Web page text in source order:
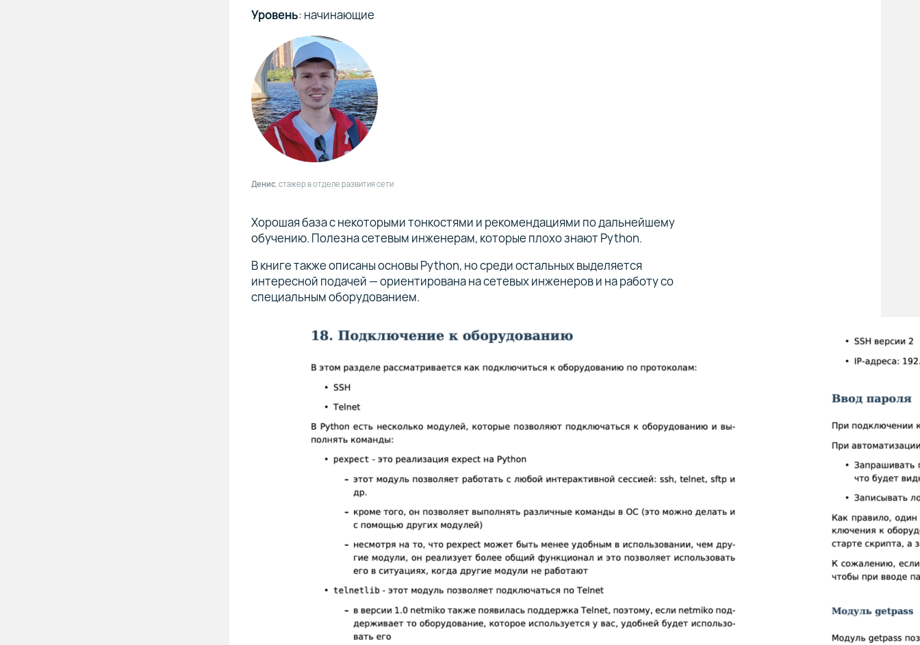
Уровень: начинающие
Денис , стажер в отделе развития сети
Хорошая база с некоторыми тонкостями и рекомендациями по дальнейшему
обучению. Полезна сетевым инженерам, которые плохо знают Python.
В книге также описаны основы Python, но среди остальных выделяется
интересной подачей — ориентирована на сетевых инженеров и на работу со
специальным оборудованием.